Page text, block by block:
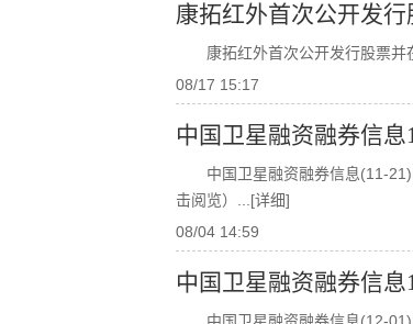
康拓红外首次公开发
康拓红外首次公开发行股票并
08/17 15:17
中国卫星融资融券信息
中国卫星融资融券信息(11-
击阅览）
...[详细]
08/04 14:59
中国卫星融资融券信息